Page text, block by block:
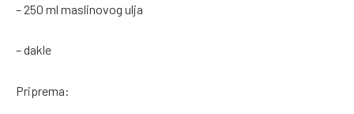
– 250 ml maslinovog ulja
– dakle
Priprema: